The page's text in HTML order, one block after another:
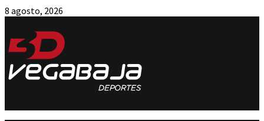
8 agosto, 2026